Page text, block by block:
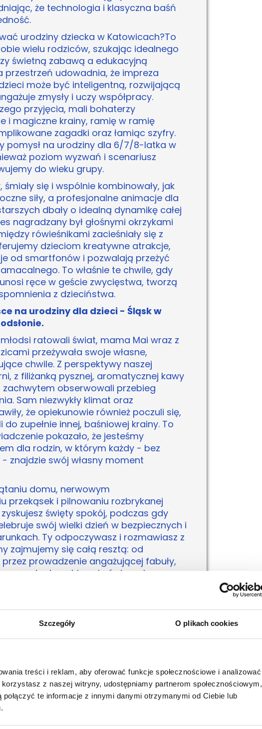
Szczegóły O plikach cookies
treści i reklam, aby oferować funkcje społecznościowe i analizować
z naszej witryny, udostępniamy partnerom społecznościowym,
te informacje z innymi danymi otrzymanymi od Ciebie lub
że technologia i klasyczna baśń
urodziny dziecka w Katowicach?To
wielu rodziców, szukając idealnego
świetną zabawą a edukacyjną
przestrzeń udowadnia, że impreza
może być inteligentną, rozwijającą
zmysły i uczy współpracy.
przyjęcia, mali bohaterzy
i magiczne krainy, ramię w ramię
zagadki oraz łamiąc szyfry.
pomysł na urodziny dla 6/7/8-latka w
poziom wyzwań i scenariusz
do wieku grupy.
śmiały się i wspólnie kombinowały, jak
siły, a profesjonalne animacje dla
dbały o idealną dynamikę całej
nagradzany był głośnymi okrzykami
rówieśnikami zacieśniały się z
dzieciom kreatywne atrakcje,
od smartfonów i pozwalają przeżyć
To właśnie te chwile, gdy
ręce w geście zwycięstwa, tworzą
z dzieciństwa.
na urodziny dla dzieci - Śląsk w
ratowali świat, mama Mai wraz z
przeżywała swoje własne,
chwile. Z perspektywy naszej
z filiżanką pysznej, aromatycznej kawy
zachwytem obserwowali przebieg
Sam niezwykły klimat oraz
że opiekunowie również poczuli się,
zupełnie innej, baśniowej krainy. To
pokazało, że jesteśmy
dla rodzin, w którym każdy - bez
znajdzie swój własny moment
domu, nerwowym
przekąsek i pilnowaniu rozbrykanej
święty spokój, podczas gdy
swój wielki dzień w bezpiecznych i
Ty odpoczywasz i rozmawiasz z
zajmujemy się całą resztą: od
prowadzenie angażującej fabuły,
zdmuchiwania świeczek na
chwilę - wolne terminy na
znikają w mgnieniu oka! Pozwól
córce stać się głównym bohaterem
opowieści w sercu Śląska.
chwile w Katowicach, czerpiąc
spędzonego czasu wolnego od
zmartwień. Skontaktuj się z
idealny scenariusz i zarezerwuj
o których na podwórku i w szkole
przez wiele miesięcy!